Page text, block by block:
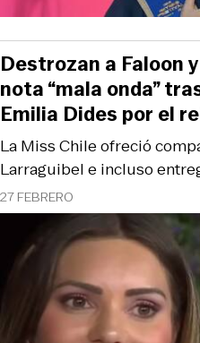
27 FEBRERO
La Miss Chile ofreció
Larraguibel e incluso
Destrozan a Faloon
nota “mala onda”
Emilia Dides por el